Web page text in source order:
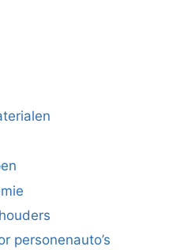
personenauto’s